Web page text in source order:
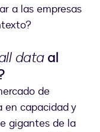
a las empresas
dataal
de
en capacidad y
gigantes de la